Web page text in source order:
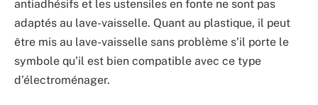
antiadhésifs et les ustensiles en fonte ne sont pas
adaptés au lave-vaisselle. Quant au plastique, il peut
être mis au lave-vaisselle sans problème s’il porte le
symbole qu’il est bien compatible avec ce type
d’électroménager.